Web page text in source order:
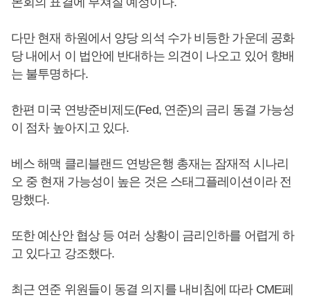
다만 현재 하원에서 양당 의석 수가 비등한 가운데 공화
당 내에서 이 법안에 반대하는 의견이 나오고 있어 향배
는 불투명하다.
한편 미국 연방준비제도(Fed, 연준)의 금리 동결 가능성
이 점차 높아지고 있다.
베스 해맥 클리블랜드 연방은행 총재는 잠재적 시나리
오 중 현재 가능성이 높은 것은 스태그플레이션이라 전
망했다.
또한 예산안 협상 등 여러 상황이 금리인하를 어렵게 하
고 있다고 강조했다.
최근 연준 위원들이 동결 의지를 내비침에 따라 CME페